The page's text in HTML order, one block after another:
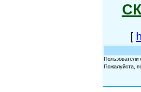
[
Пользователи
Пожалуйста,